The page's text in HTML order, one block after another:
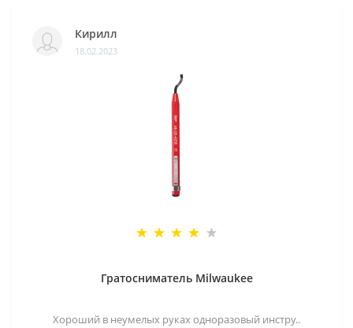
Кирилл
18.02.2023
Гратосниматель Milwaukee
Хороший в неумелых руках одноразовый инстру..